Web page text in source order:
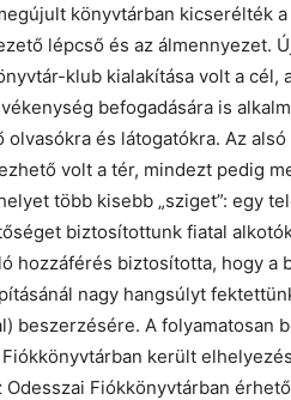
könyvtárban kicserélték
lépcső és az álmennyezet.
klub kialakítása volt a cél,
befogadására is
és látogatókra. Az
volt a tér, mindezt pedig
több kisebb „sziget”: egy
biztosítottunk fiatal
hozzáférés biztosította, hogy a
nagy hangsúlyt
beszerzésére. A folyamatosan
került
Fiókkönyvtárban